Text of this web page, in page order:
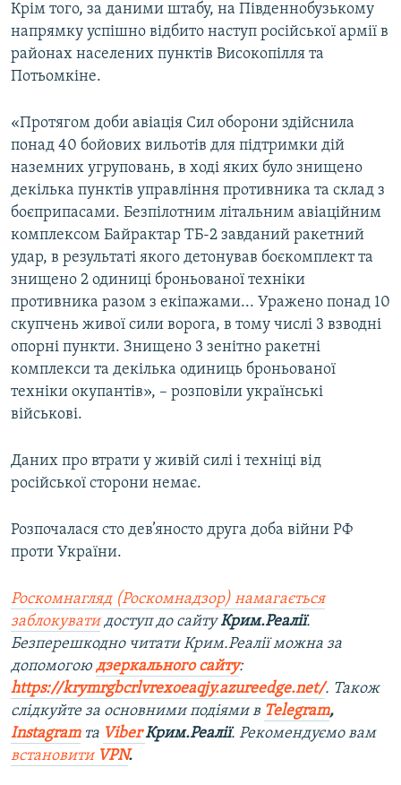
Крім того, за даними штабу, на Південнобузькому
напрямку успішно відбито наступ російської армії в
районах населених пунктів Високопілля та
Потьомкіне.
«Протягом доби авіація Сил оборони здійснила
понад 40 бойових вильотів для підтримки дій
наземних угруповань, в ході яких було знищено
декілька пунктів управління противника та склад з
боєприпасами. Безпілотним літальним авіаційним
комплексом Байрактар ТБ-2 завданий ракетний
удар, в результаті якого детонував боєкомплект та
знищено 2 одиниці броньованої техніки
противника разом з екіпажами... Уражено понад 10
скупчень живої сили ворога, в тому числі 3 взводні
опорні пункти. Знищено 3 зенітно ракетні
комплекси та декілька одиниць броньованої
техніки окупантів», – розповіли українські
військові.
Даних про втрати у живій силі і техніці від
російської сторони немає.
Розпочалася сто дев’яносто друга доба війни РФ
проти України.
Роскомнагляд (Роскомнадзор) намагається
заблокуватидоступ до сайтуКрим.Реалії.
Безперешкодно читати Крим.Реалії можна за
допомогою дзеркального сайту:
https://krymrgbcrlvrexoeaqjy.azureedge.net/. Також
слідкуйте за основними подіями в Telegram,
Instagramта ViberКрим.Реалії. Рекомендуємо вам
встановити VPN.